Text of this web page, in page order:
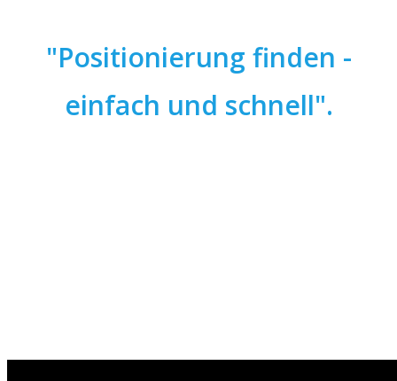
"Positionierung finden -
einfach und schnell".